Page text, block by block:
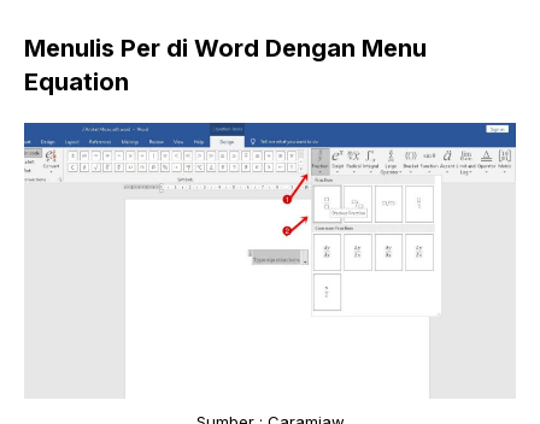
Menulis Per di Word Dengan Menu
Equation